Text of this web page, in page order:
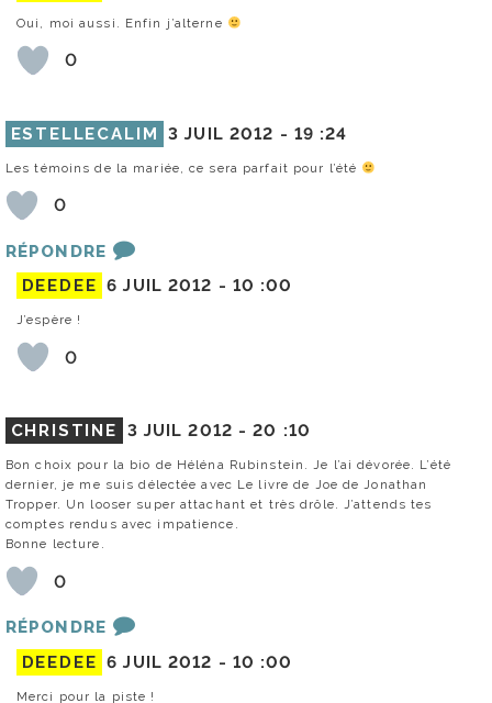
Oui, moi aussi. Enfin j’alterne
0
ESTELLECALIM 3 JUIL 2012 - 19 :24
Les témoins de la mariée, ce sera parfait pour l’été
0
RÉPONDRE
DEEDEE 6 JUIL 2012 - 10 :00
J’espère !
0
CHRISTINE 3 JUIL 2012 -20 :10
Bon choix pour la bio de Héléna Rubinstein. Je l’ai dévorée. L’été
dernier, je me suis délectée avec Le livre de Joe de Jonathan
Tropper. Un looser super attachant et très drôle. J’attends tes
comptes rendus avec impatience.
Bonne lecture.
0
RÉPONDRE
DEEDEE 6 JUIL 2012 - 10 :00
Merci pour la piste !